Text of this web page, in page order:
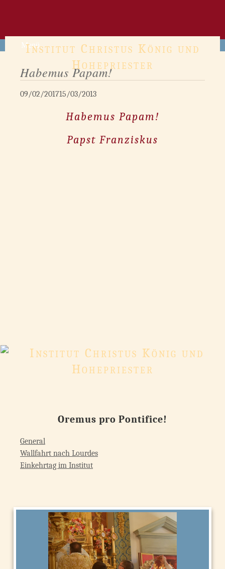
Institut Christus König und
Hohepriester
Menü
Habemus Papam!
09/02/201715/03/2013
Habemus Papam!
Papst Franziskus
Oremus pro Pontifice!
Kategorien
General
Wallfahrt nach Lourdes
Einkehrtag im Institut